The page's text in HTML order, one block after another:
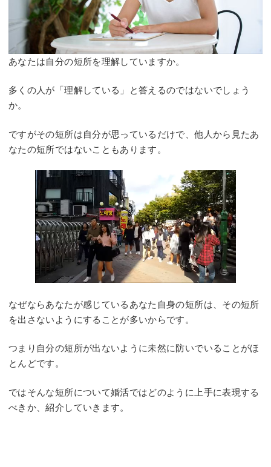
あなたは自分の短所を理解していますか。
多くの人が「理解している」と答えるのではないでしょう
か。
ですがその短所は自分が思っているだけで、他人から見たあ
なたの短所ではないこともあります。
なぜならあなたが感じているあなた自身の短所は、その短所
を出さないようにすることが多いからです。
つまり自分の短所が出ないように未然に防いでいることがほ
とんどです。
ではそんな短所について婚活ではどのように上手に表現する
べきか、紹介していきます。